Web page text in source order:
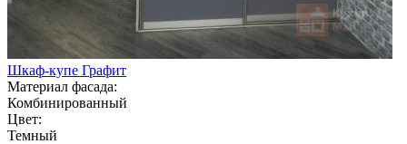
Шкаф-купе Графит
Материал фасада:
Комбинированный
Цвет:
Темный